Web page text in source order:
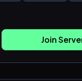
DE MC 24/7!.
Join